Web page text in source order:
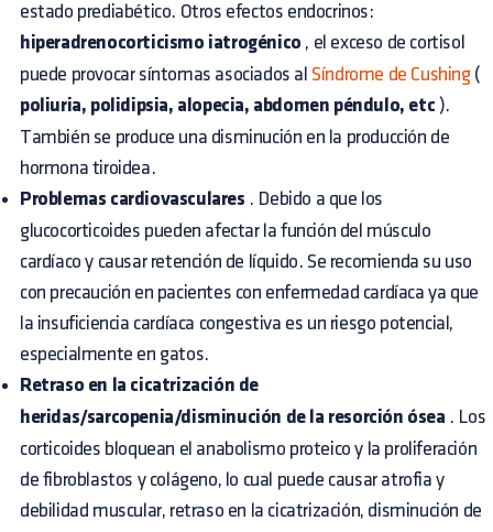
estado prediabético. Otros efectos endocrinos:
hiperadrenocorticismo iatrogénico , el exceso de cortisol
puede provocar síntomas asociados al Síndrome de Cushing(
poliuria, polidipsia, alopecia, abdomen péndulo, etc ).
También se produce una disminución en la producción de
hormona tiroidea.
Problemas cardiovasculares . Debido a que los
glucocorticoides pueden afectar la función del músculo
cardíaco y causar retención de líquido. Se recomienda su uso
con precaución en pacientes con enfermedad cardíaca ya que
la insuficiencia cardíaca congestiva es un riesgo potencial,
especialmente en gatos.
Retraso en la cicatrización de
heridas/sarcopenia/disminución de la resorción ósea . Los
corticoides bloquean el anabolismo proteico y la proliferación
de fibroblastos y colágeno, lo cual puede causar atrofia y
debilidad muscular, retraso en la cicatrización, disminución de